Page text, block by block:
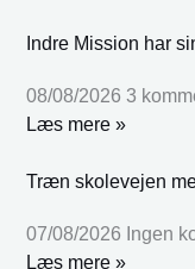
Indre Mission har
08/08/2026 3
Læs mere »
Træn skolevejen
07/08/2026 Ingen
Læs mere »